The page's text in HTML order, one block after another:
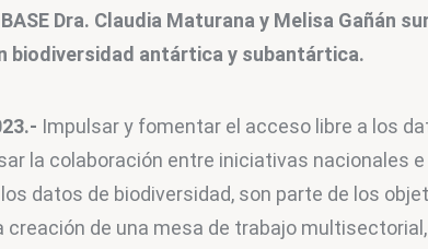
Dra. Claudia Maturana y Melisa Gañán
biodiversidad antártica y subantártica.
Impulsar y fomentar el acceso libre a los
la colaboración entre iniciativas nacionales
datos de biodiversidad, son parte de los
creación de una mesa de trabajo